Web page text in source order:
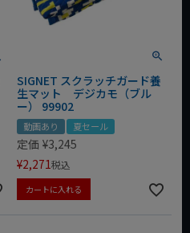
SIGNET スクラッチガード養
生マット デジカモ（ブル
ー） 99902
動画あり 夏セール
定価 ¥3,245
¥2,271税込
カートに入れる